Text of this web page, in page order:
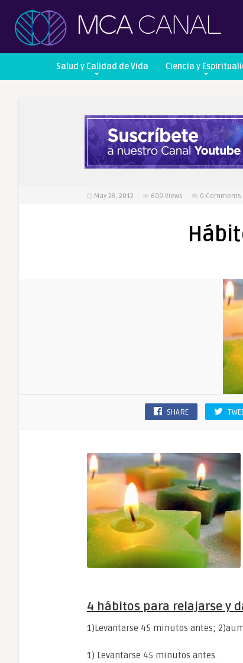
Salud y Calidad de Vida Ciencia y
May 28, 2012 609 Views 0 Comments
SHARE
4 hábitos para relajarse y
1)Levantarse 45 minutos antes;
1) Levantarse 45 minutos antes.